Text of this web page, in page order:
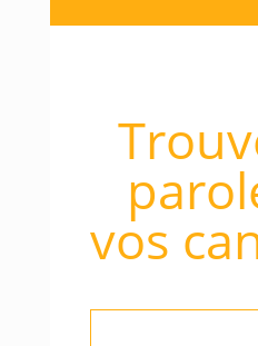
vos